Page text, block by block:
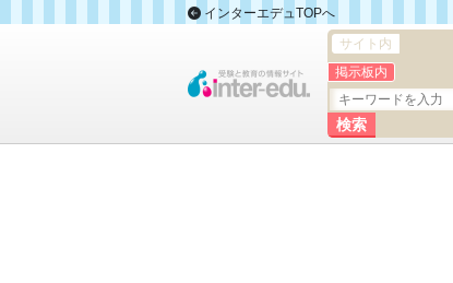
インターエデュTOPへ
サイト内
掲示板内